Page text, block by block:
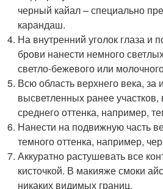
черный кайал – специально
карандаш.
На внутренний уголок глаза и
брови нанести немного
светло-бежевого или
Всю область верхнего века, за
высветленных ранее
среднего оттенка, например,
Нанести на подвижную часть
темного оттенка, например,
Аккуратно растушевать все
кисточкой. В макияже смоки
никаких видимых границ.